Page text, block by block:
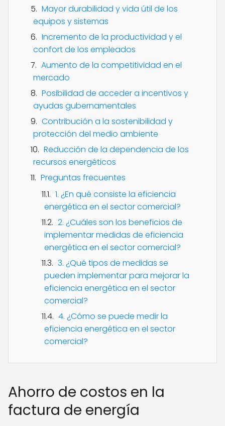
Mayor durabilidad y vida útil de los
equipos y sistemas
Incremento de la productividad y el
confort de los empleados
Aumento de la competitividad en el
mercado
Posibilidad de acceder a incentivos y
ayudas gubernamentales
Contribución a la sostenibilidad y
protección del medio ambiente
Reducción de la dependencia de los
recursos energéticos
Preguntas frecuentes
1. ¿En qué consiste la eficiencia
energética en el sector comercial?
2. ¿Cuáles son los beneficios de
implementar medidas de eficiencia
energética en el sector comercial?
3. ¿Qué tipos de medidas se
pueden implementar para mejorar la
eficiencia energética en el sector
comercial?
4. ¿Cómo se puede medir la
eficiencia energética en el sector
comercial?
Ahorro de costos en la
factura de energía